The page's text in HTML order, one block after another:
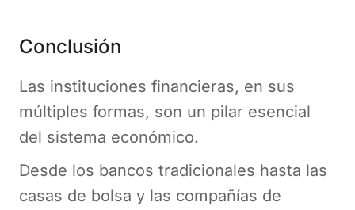
Conclusión
Las instituciones financieras, en sus
múltiples formas, son un pilar esencial
del sistema económico.
Desde los bancos tradicionales hasta las
casas de bolsa y las compañías de